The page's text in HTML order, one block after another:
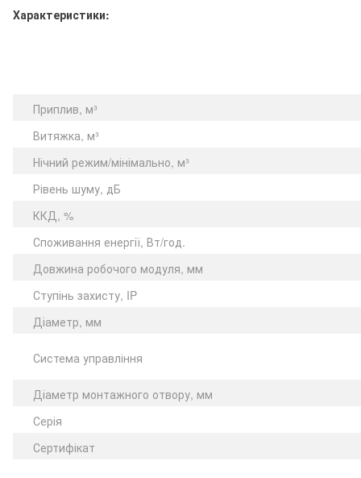
Характеристики:
Приплив, м³
Витяжка, м³
Нічний режим/мінімально, м³
Рівень шуму, дБ
ККД, %
Споживання енергії, Вт/год.
Довжина робочого модуля, мм
Ступінь захисту, IP
Діаметр, мм
Система управління
Діаметр монтажного отвору, мм
Серія
Сертифікат